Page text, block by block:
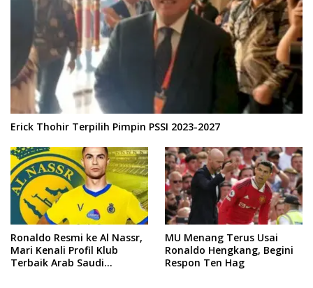
Erick Thohir Terpilih Pimpin PSSI 2023-2027
Ronaldo Resmi ke Al Nassr,
Mari Kenali Profil Klub
Terbaik Arab Saudi
MU Menang Terus Usai
Ronaldo Hengkang, Begini
Respon Ten Hag